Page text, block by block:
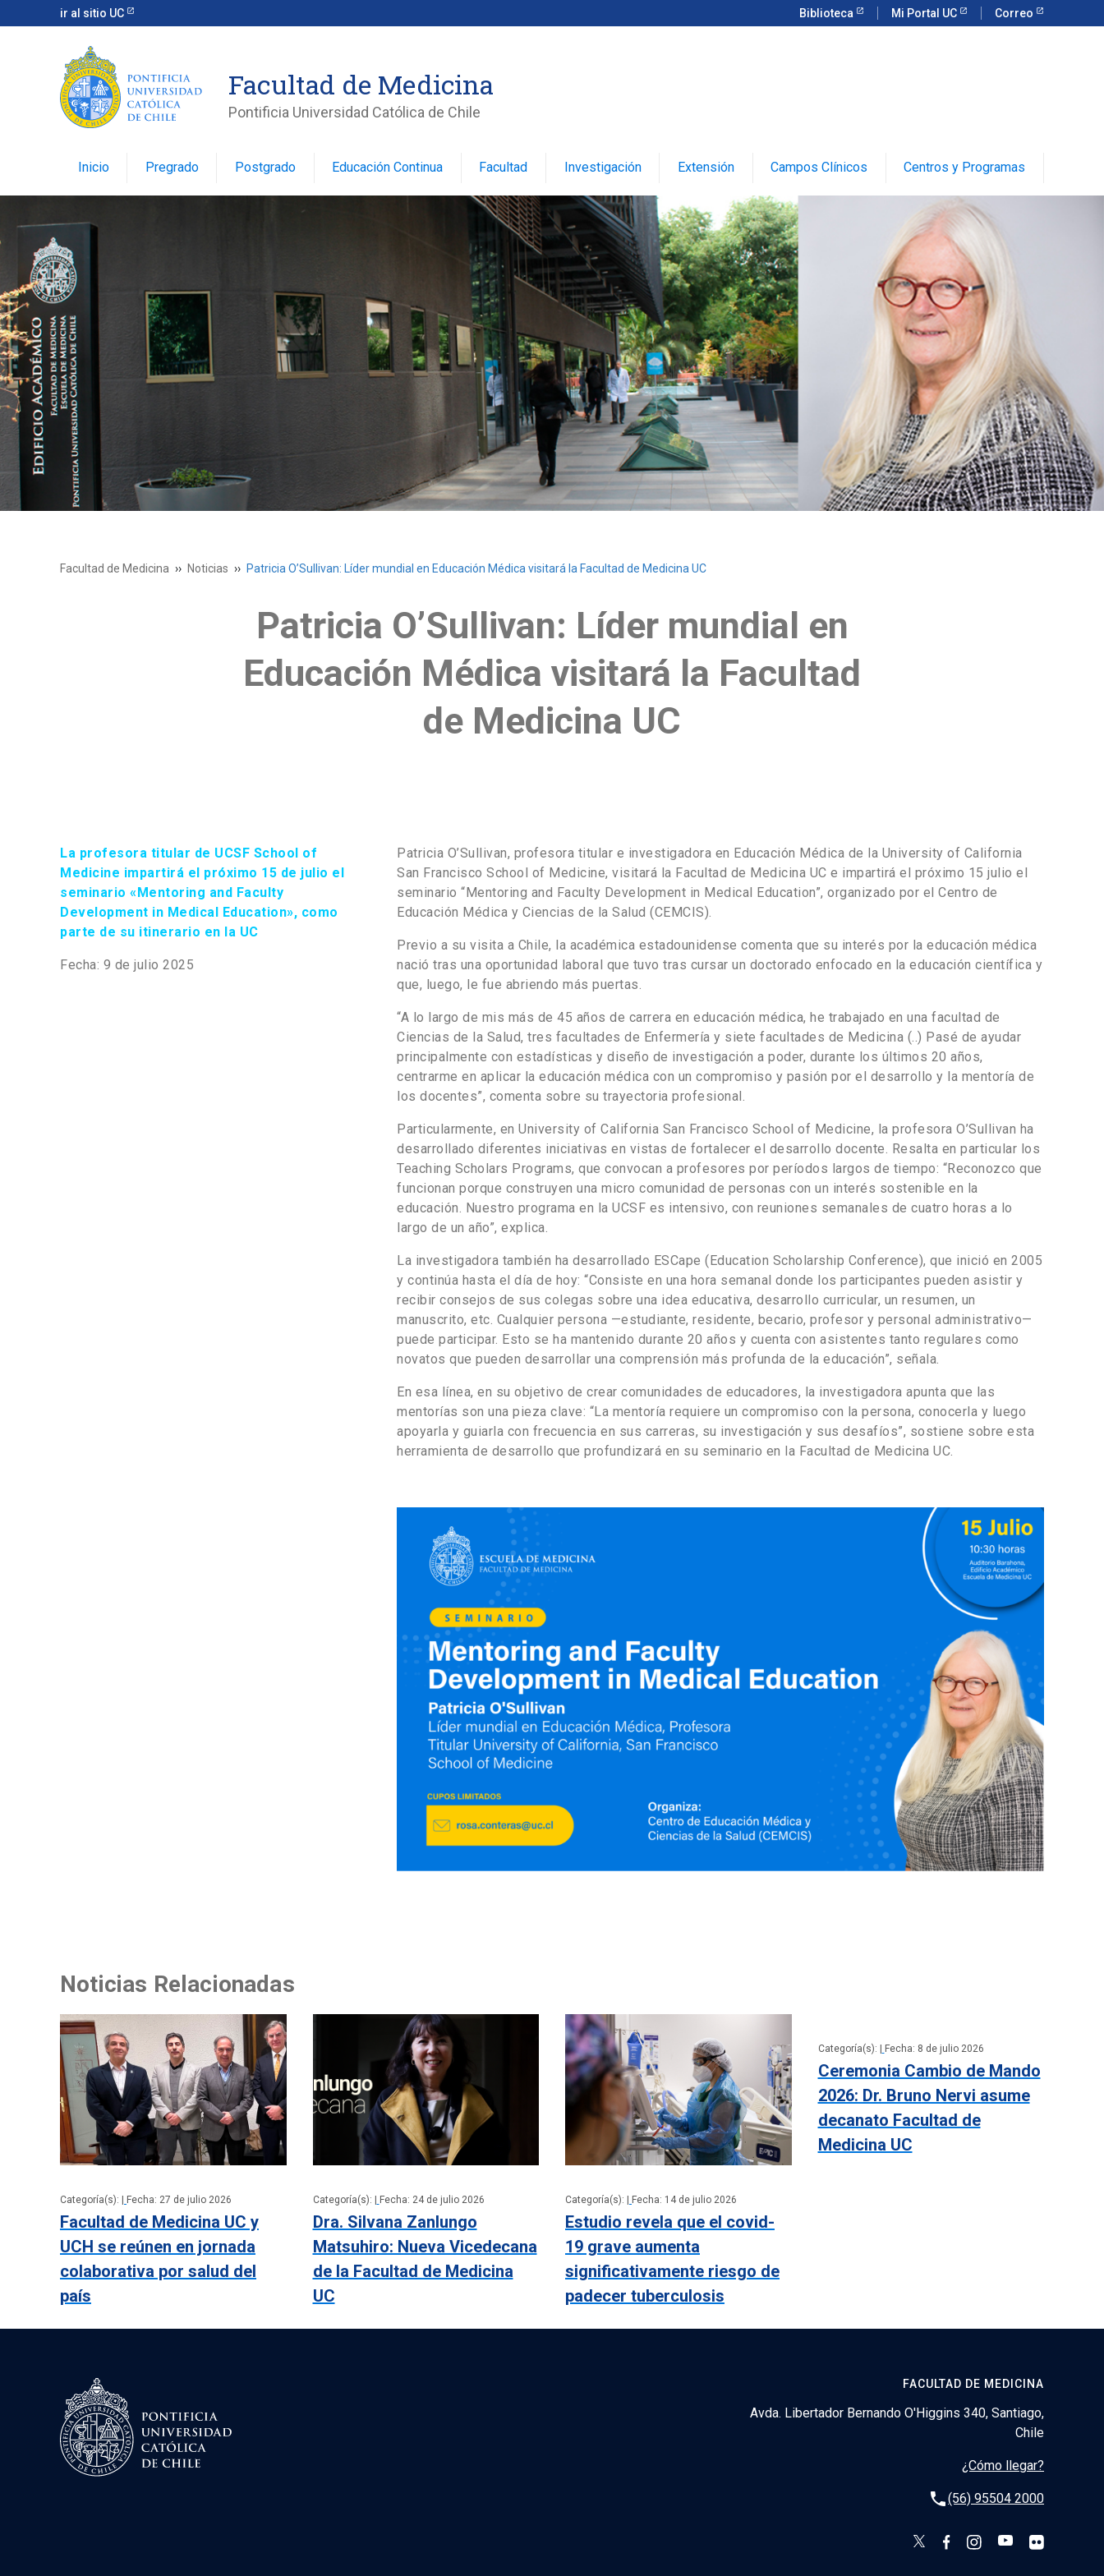
ir al sitio UC Biblioteca Mi Portal UC Correo
Facultad de Medicina
Pontificia Universidad Católica de Chile
Inicio Pregrado Postgrado Educación Continua Facultad Investigación Extensión Campos Clínicos Centros y Programas
Facultad de Medicina Noticias Patricia O’Sullivan: Líder mundial en Educación Médica visitará la Facultad de Medicina UC
Patricia O’Sullivan: Líder mundial en
Educación Médica visitará la Facultad
de Medicina UC
La profesora titular de UCSF School of
Medicine impartirá el próximo 15 de julio el
seminario «Mentoring and Faculty
Development in Medical Education», como
parte de su itinerario en la UC
Fecha: 9 de julio 2025
Patricia O’Sullivan, profesora titular e investigadora en Educación Médica de la University of California
San Francisco School of Medicine, visitará la Facultad de Medicina UC e impartirá el próximo 15 julio el
seminario “Mentoring and Faculty Development in Medical Education”, organizado por el Centro de
Educación Médica y Ciencias de la Salud (CEMCIS).
Previo a su visita a Chile, la académica estadounidense comenta que su interés por la educación médica
nació tras una oportunidad laboral que tuvo tras cursar un doctorado enfocado en la educación científica y
que, luego, le fue abriendo más puertas.
“A lo largo de mis más de 45 años de carrera en educación médica, he trabajado en una facultad de
Ciencias de la Salud, tres facultades de Enfermería y siete facultades de Medicina (..) Pasé de ayudar
principalmente con estadísticas y diseño de investigación a poder, durante los últimos 20 años,
centrarme en aplicar la educación médica con un compromiso y pasión por el desarrollo y la mentoría de
los docentes”, comenta sobre su trayectoria profesional.
Particularmente, en University of California San Francisco School of Medicine, la profesora O’Sullivan ha
desarrollado diferentes iniciativas en vistas de fortalecer el desarrollo docente. Resalta en particular los
Teaching Scholars Programs, que convocan a profesores por períodos largos de tiempo: “Reconozco que
funcionan porque construyen una micro comunidad de personas con un interés sostenible en la
educación. Nuestro programa en la UCSF es intensivo, con reuniones semanales de cuatro horas a lo
largo de un año”, explica.
La investigadora también ha desarrollado ESCape (Education Scholarship Conference), que inició en 2005
y continúa hasta el día de hoy: “Consiste en una hora semanal donde los participantes pueden asistir y
recibir consejos de sus colegas sobre una idea educativa, desarrollo curricular, un resumen, un
manuscrito, etc. Cualquier persona —estudiante, residente, becario, profesor y personal administrativo—
puede participar. Esto se ha mantenido durante 20 años y cuenta con asistentes tanto regulares como
novatos que pueden desarrollar una comprensión más profunda de la educación”, señala.
En esa línea, en su objetivo de crear comunidades de educadores, la investigadora apunta que las
mentorías son una pieza clave: “La mentoría requiere un compromiso con la persona, conocerla y luego
apoyarla y guiarla con frecuencia en sus carreras, su investigación y sus desafíos”, sostiene sobre esta
herramienta de desarrollo que profundizará en su seminario en la Facultad de Medicina UC.
Noticias Relacionadas
Categoría(s): | Fecha: 27 de julio 2026
Facultad de Medicina UC y
UCH se reúnen en jornada
colaborativa por salud del
país
Categoría(s): | Fecha: 24 de julio 2026
Dra. Silvana Zanlungo
Matsuhiro: Nueva Vicedecana
de la Facultad de Medicina
UC
Categoría(s): | Fecha: 14 de julio 2026
Estudio revela que el covid-
19 grave aumenta
significativamente riesgo de
padecer tuberculosis
Categoría(s): | Fecha: 8 de julio 2026
Ceremonia Cambio de Mando
2026: Dr. Bruno Nervi asume
decanato Facultad de
Medicina UC
FACULTAD DE MEDICINA
Avda. Libertador Bernando O'Higgins 340, Santiago,
Chile
¿Cómo llegar?
phone(56) 95504 2000